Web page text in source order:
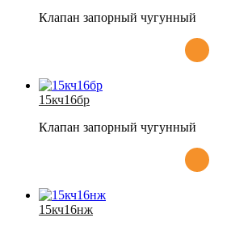
Клапан запорный чугунный
15кч16бр
Клапан запорный чугунный
15кч16нж